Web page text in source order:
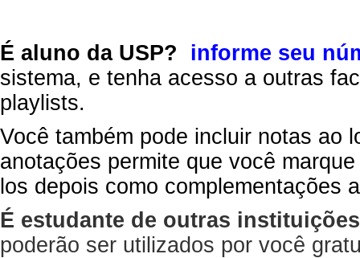
É aluno da USP?
informe seu
sistema, e tenha acesso a outras
playlists.
Você também pode incluir notas ao
anotações permite que você
los depois como complementações
É estudante de outras
poderão ser utilizados por você